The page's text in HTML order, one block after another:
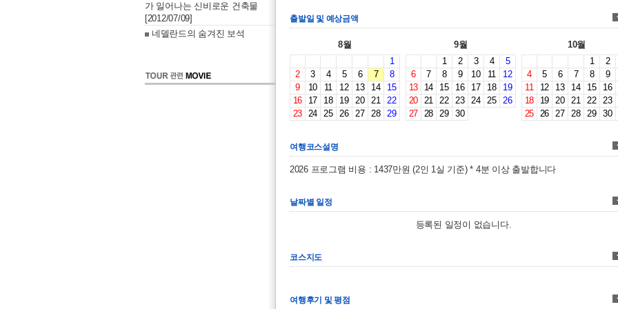
가 일어나는 신비로운 건축물
[2012/07/09]
네델란드의 숨겨진 보석
출발일 및 예상금액
8월
1
2
3 4 5 6 7
8
9
10 11 12 13 14
15
16
17 18 19 20 21
22
23 24 25 26 27 28 29
9월
1
2 3 4
5
6
7 8 9 10 11
12
13
14 15 16 17 18
19
20 21 22 23 24 25
26
27 28 29 30
10월
1
2
4
5 6 7 8 9
11
12 13 14 15 16
18
19 20 21 22 23
25 26 27 28 29 30
여행코스설명
2026 프로그램 비용 : 1437만원 (2인 1실 기준) * 4분 이상 출발합니다
날짜별 일정
등록된 일정이 없습니다.
코스지도
여행후기 및 평점